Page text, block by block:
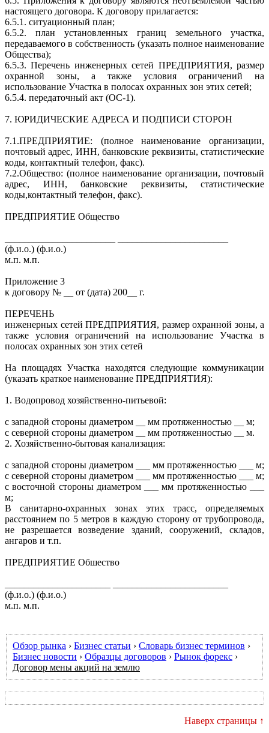
настоящего договора. К договору прилагается:
6.5.1. ситуационный план;
6.5.2. план установленных границ земельного участка,
передаваемого в собственность (указать полное наименование
Общества);
6.5.3. Перечень инженерных сетей ПРЕДПРИЯТИЯ, размер
охранной зоны, а также условия ограничений на
использование Участка в полосах охранных зон этих сетей;
6.5.4. передаточный акт (ОС-1).
7. ЮРИДИЧЕСКИЕ АДРЕСА И ПОДПИСИ СТОРОН
7.1.ПРЕДПРИЯТИЕ: (полное наименование организации,
почтовый адрес, ИНН, банковские реквизиты, статистические
коды, контактный телефон, факс).
7.2.Общество: (полное наименование организации, почтовый
адрес, ИНН, банковские реквизиты, статистические
коды,контактный телефон, факс).
ПРЕДПРИЯТИЕ Общество
(ф.и.о.) (ф.и.о.)
м.п. м.п.
Приложение 3
к договору № __ от (дата) 200__ г.
ПЕРЕЧЕНЬ
инженерных сетей ПРЕДПРИЯТИЯ, размер охранной зоны, а
также условия ограничений на использование Участка в
полосах охранных зон этих сетей
На площадях Участка находятся следующие коммуникации
(указать краткое наименование ПРЕДПРИЯТИЯ):
1. Водопровод хозяйственно-питьевой:
с западной стороны диаметром __ мм протяженностью __ м;
с северной стороны диаметром __ мм протяженностью __ м.
2. Хозяйственно-бытовая канализация:
с западной стороны диаметром ___ мм протяженностью ___ м;
с северной стороны диаметром ___ мм протяженностью ___ м;
с восточной стороны диаметром ___ мм протяженностью ___
м;
В санитарно-охранных зонах этих трасс, определяемых
расстоянием по 5 метров в каждую сторону от трубопровода,
не разрешается возведение зданий, сооружений, складов,
ангаров и т.п.
ПРЕДПРИЯТИЕ Обшество
(ф.и.о.) (ф.и.о.)
м.п. м.п.
Обзор рынка › Бизнес статьи › Словарь бизнес терминов ›
Бизнес новости › Образцы договоров › Рынок форекс ›
Договор мены акций на землю
Наверх страницы ↑